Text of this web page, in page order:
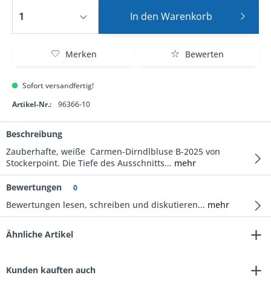
In den Warenkorb
Merken Bewerten
Sofort versandfertig!
Artikel-Nr.:
96366-10
Beschreibung
Zauberhafte, weiße Carmen-Dirndlbluse B-2025 von
Stockerpoint. Die Tiefe des Ausschnitts... mehr
Bewertungen 0
Bewertungen lesen, schreiben und diskutieren... mehr
Ähnliche Artikel
Kunden kauften auch